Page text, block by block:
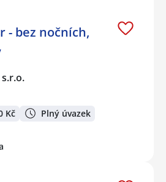
- bez nočních,
Kč Plný úvazek